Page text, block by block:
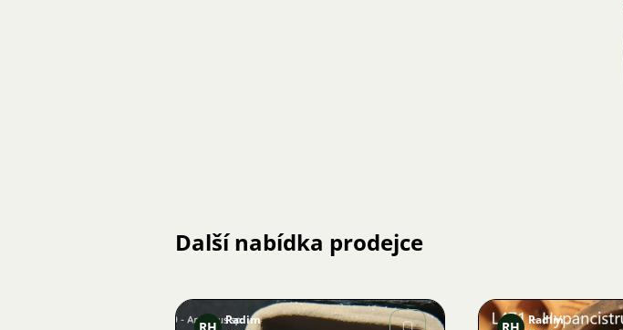
Další nabídka prodejce
Radim
Radim